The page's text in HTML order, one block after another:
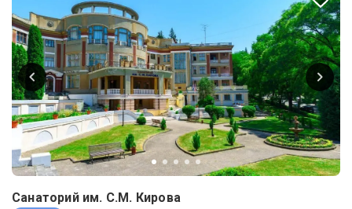
Санаторий им. С.М. Кирова